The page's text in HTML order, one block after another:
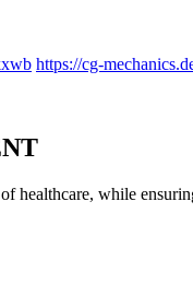
https://cg-
healthcare, while